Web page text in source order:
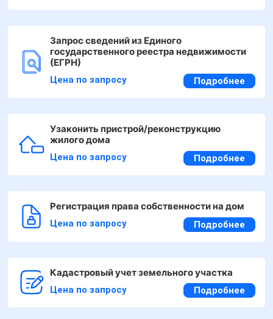
Запрос сведений из Единого
государственного реестра недвижимости
(ЕГРН)
Цена по запросу Подробнее
Узаконить пристрой/реконструкцию
жилого дома
Цена по запросу Подробнее
Регистрация права собственности на дом
Цена по запросу Подробнее
Кадастровый учет земельного участка
Цена по запросу Подробнее